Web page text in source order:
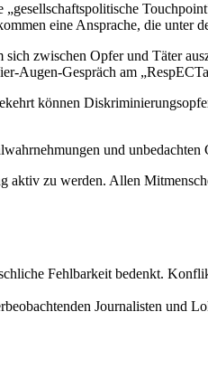
eine Ansprache, die unter
zwischen Opfer und Täter
Augen-Gespräch am
können
und unbedachten
aktiv zu werden. Allen
Fehlbarkeit bedenkt.
Journalisten und